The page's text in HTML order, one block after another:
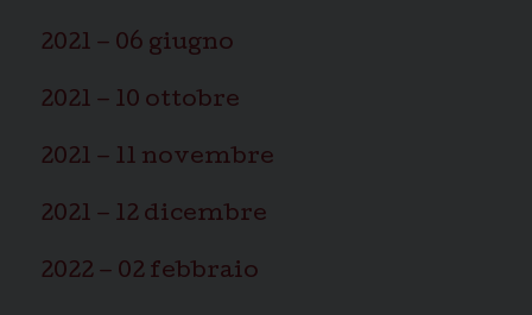
2021 – 06 giugno
2021 – 10 ottobre
2021 – 11 novembre
2021 – 12 dicembre
2022 – 02 febbraio